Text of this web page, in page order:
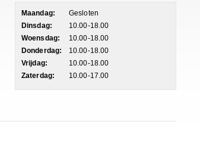
Maandag:
Gesloten
Dinsdag:
10.00-18.00
Woensdag:
10.00-18.00
Donderdag:
10.00-18.00
Vrijdag:
10.00-18.00
Zaterdag:
10.00-17.00